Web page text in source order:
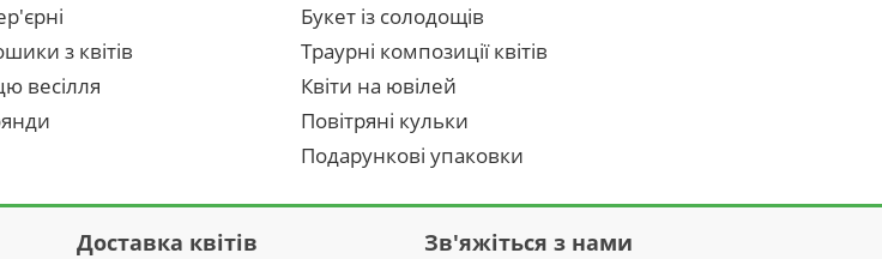
Букет із солодощів
з квітів
Траурні композиції квітів
весілля
Квіти на ювілей
Повітряні кульки
Подарункові упаковки
Доставка квітів Зв'яжіться з нами